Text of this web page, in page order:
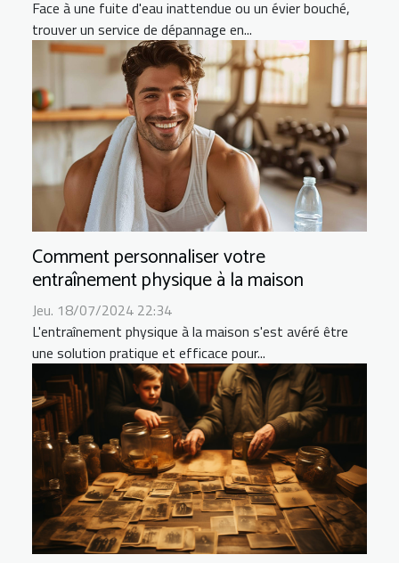
Face à une fuite d'eau inattendue ou un évier bouché,
trouver un service de dépannage en...
Comment personnaliser votre
entraînement physique à la maison
Jeu. 18/07/2024 22:34
L'entraînement physique à la maison s'est avéré être
une solution pratique et efficace pour...